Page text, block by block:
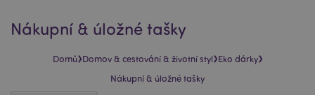
Nákupní & úložné tašky
Domů›Domov & cestování & životní styl›Eko dárky›
Nákupní & úložné tašky